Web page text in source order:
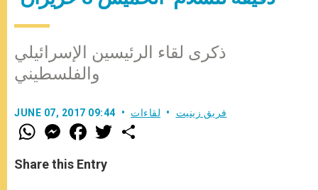
ذكرى لقاء الرئيسين الإسرائيلي
والفلسطيني
JUNE 07, 2017 09:44 فريق زينيت لقاءات
W
h
t
s
M
e
s
e
F
a
e
b
w
Share this Entry